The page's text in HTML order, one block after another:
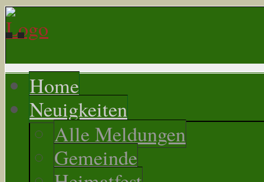
Home
Neuigkeiten
Alle Meldungen
Gemeinde